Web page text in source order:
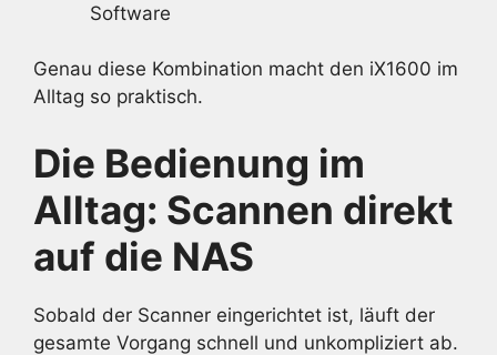
Software
Genau diese Kombination macht den iX1600 im
Alltag so praktisch.
Die Bedienung im
Alltag: Scannen direkt
auf die NAS
Sobald der Scanner eingerichtet ist, läuft der
gesamte Vorgang schnell und unkompliziert ab.